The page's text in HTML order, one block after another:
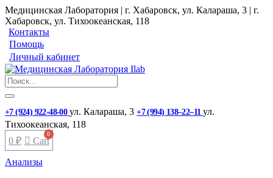
Медицинская Лаборатория | г. Хабаровск, ул. Калараша, 3 | г.
Хабаровск, ул. ​Тихоокеанская, 118
Контакты
Помощь
Личный кабинет
+7 (924) 922-48-00 ул. ​Калараша, 3 +7 (994) 138‒22‒11 ул. ​
Тихоокеанская, 118
0 ₽ Cart
Анализы